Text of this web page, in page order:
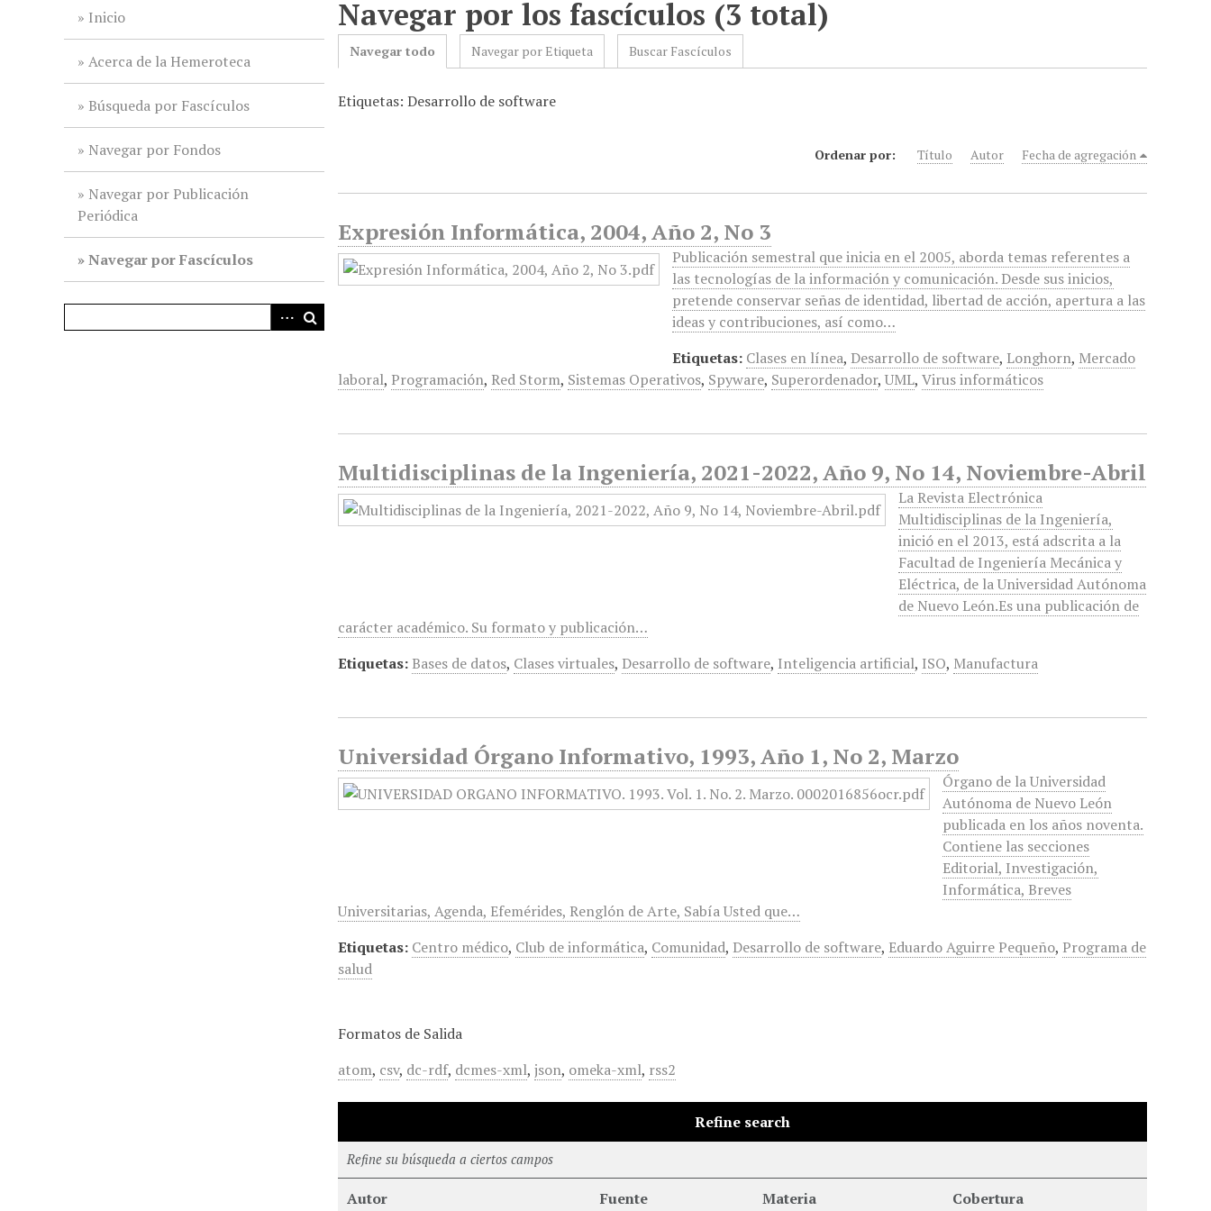
Inicio
Acerca de la Hemeroteca
Búsqueda por Fascículos
Navegar por Fondos
Navegar por Publicación
Periódica
Navegar por Fascículos
Navegar por los fascículos (3 total)
Navegar todo Navegar por Etiqueta Buscar Fascículos
Etiquetas: Desarrollo de software
Ordenar por: Título Autor Fecha de agregación
Expresión Informática, 2004, Año 2, No 3
Publicación semestral que inicia en el 2005, aborda temas referentes a
las tecnologías de la información y comunicación. Desde sus inicios,
pretende conservar señas de identidad, libertad de acción, apertura a las
ideas y contribuciones, así como…
Etiquetas: Clases en línea, Desarrollo de software, Longhorn, Mercado
laboral, Programación, Red Storm, Sistemas Operativos, Spyware, Superordenador,UML,Virus informáticos
Multidisciplinas de la Ingeniería, 2021-2022, Año 9, No 14, Noviembre-Abril
La Revista Electrónica
Multidisciplinas de la Ingeniería,
inició en el 2013, está adscrita a la
Facultad de Ingeniería Mecánica y
Eléctrica, de la Universidad Autónoma
de Nuevo León.Es una publicación de
carácter académico. Su formato y publicación…
Etiquetas: Bases de datos, Clases virtuales, Desarrollo de software, Inteligencia artificial, ISO, Manufactura
Universidad Órgano Informativo, 1993, Año 1, No 2, Marzo
Órgano de la Universidad
Autónoma de Nuevo León
publicada en los años noventa.
Contiene las secciones
Editorial, Investigación,
Informática, Breves
Universitarias, Agenda, Efemérides, Renglón de Arte, Sabía Usted que…
Etiquetas: Centro médico, Club de informática, Comunidad, Desarrollo de software, Eduardo Aguirre Pequeño, Programa de
salud
Formatos de Salida
atom, csv, dc-rdf, dcmes-xml,json, omeka-xml, rss2
Refine search
Refine su búsqueda a ciertos campos
Autor Fuente Materia Cobertura